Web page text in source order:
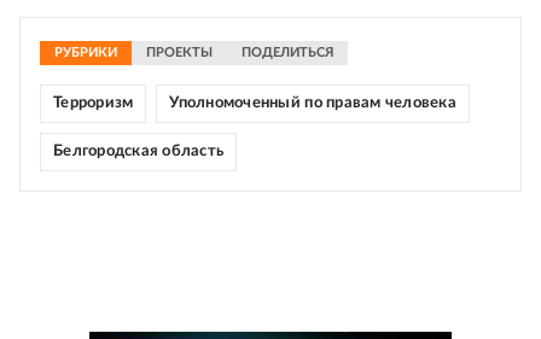
РУБРИКИ ПРОЕКТЫ ПОДЕЛИТЬСЯ
Терроризм Уполномоченный по правам человека
Белгородская область